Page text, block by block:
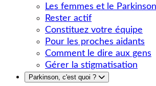
Les femmes et le Parkinson
Rester actif
Constituez votre équipe
Pour les proches aidants
Comment le dire aux gens
Gérer la stigmatisation
Parkinson, c'est quoi ?